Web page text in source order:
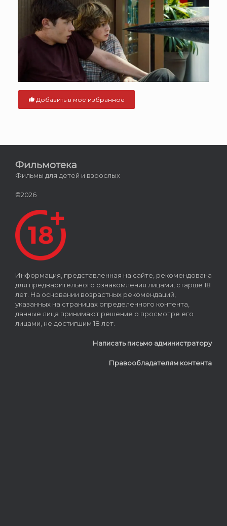
Добавить в моё избранное
Фильмотека
Фильмы для детей и взрослых
©2026
Информация, представленная на сайте, рекомендована
для предварительного ознакомления лицами, старше 18
лет. На основании возрастных рекомендаций,
указанных на страницах определенного контента,
данные лица принимают решение о просмотре его
лицами, не достигшим 18 лет.
Написать письмо администратору
Правообладателям контента